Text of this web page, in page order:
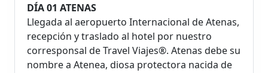
DÍA 01 ATENAS
Llegada al aeropuerto Internacional de Atenas,
recepción y traslado al hotel por nuestro
corresponsal de Travel Viajes®. Atenas debe su
nombre a Atenea, diosa protectora nacida de